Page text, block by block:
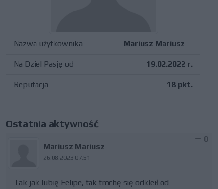
Nazwa użytkownika Mariusz Mariusz
Na Dziel Pasję od 19.02.2022 r.
Reputacja 18 pkt.
Ostatnia aktywność
Mariusz Mariusz
26.08.2023 07:51
0
Tak jak lubię Felipe, tak trochę się odkleił od